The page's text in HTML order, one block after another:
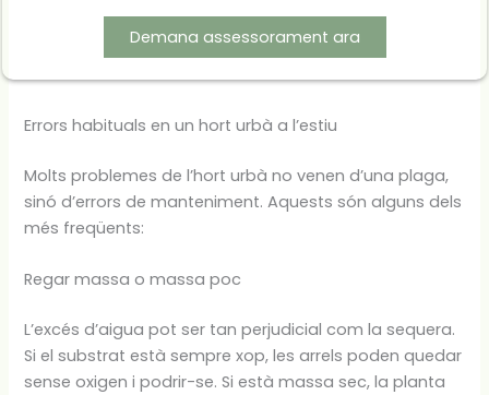
Demana assessorament ara
Errors habituals en un hort urbà a l’estiu
Molts problemes de l’hort urbà no venen d’una plaga,
sinó d’errors de manteniment. Aquests són alguns dels
més freqüents:
Regar massa o massa poc
L’excés d’aigua pot ser tan perjudicial com la sequera.
Si el substrat està sempre xop, les arrels poden quedar
sense oxigen i podrir-se. Si està massa sec, la planta